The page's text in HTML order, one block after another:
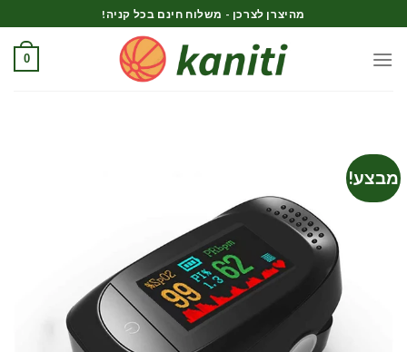
to
content
מהיצרן לצרכן - משלוח חינם בכל קניה!
0
מבצע!